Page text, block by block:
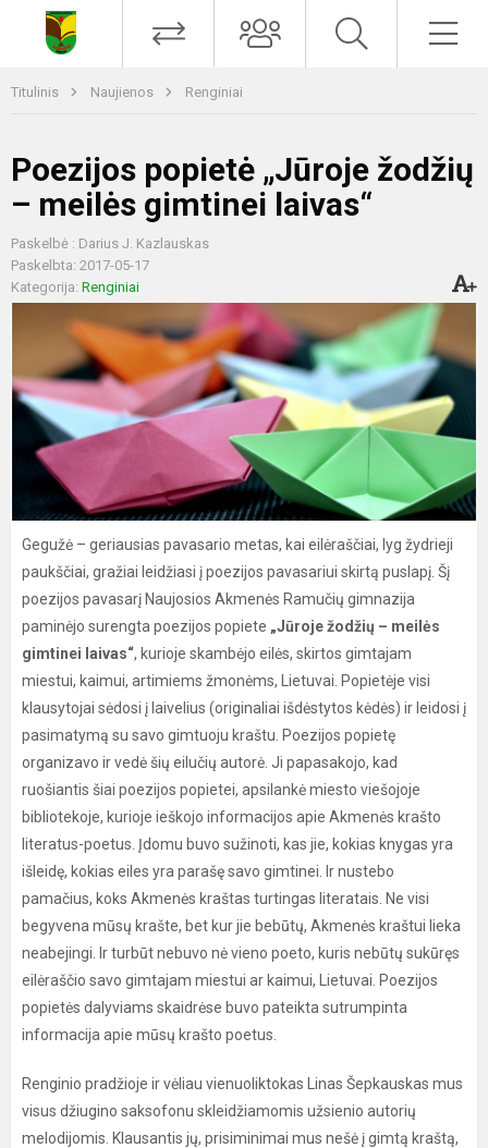
Titulinis Naujienos Renginiai
Poezijos popietė „Jūroje žodžių
– meilės gimtinei laivas“
Paskelbė : Darius J. Kazlauskas
Paskelbta: 2017-05-17
Kategorija: Renginiai
Gegužė – geriausias pavasario metas, kai eilėraščiai, lyg žydrieji
paukščiai, gražiai leidžiasi į poezijos pavasariui skirtą puslapį. Šį
poezijos pavasarį Naujosios Akmenės Ramučių gimnazija
paminėjo surengta poezijos popiete „Jūroje žodžių – meilės
gimtinei laivas“, kurioje skambėjo eilės, skirtos gimtajam
miestui, kaimui, artimiems žmonėms, Lietuvai. Popietėje visi
klausytojai sėdosi į laivelius (originaliai išdėstytos kėdės) ir leidosi į
pasimatymą su savo gimtuoju kraštu. Poezijos popietę
organizavo ir vedė šių eilučių autorė. Ji papasakojo, kad
ruošiantis šiai poezijos popietei, apsilankė miesto viešojoje
bibliotekoje, kurioje ieškojo informacijos apie Akmenės krašto
literatus-poetus. Įdomu buvo sužinoti, kas jie, kokias knygas yra
išleidę, kokias eiles yra parašę savo gimtinei. Ir nustebo
pamačius, koks Akmenės kraštas turtingas literatais. Ne visi
begyvena mūsų krašte, bet kur jie bebūtų, Akmenės kraštui lieka
neabejingi. Ir turbūt nebuvo nė vieno poeto, kuris nebūtų sukūręs
eilėraščio savo gimtajam miestui ar kaimui, Lietuvai. Poezijos
popietės dalyviams skaidrėse buvo pateikta sutrumpinta
informacija apie mūsų krašto poetus.
Renginio pradžioje ir vėliau vienuoliktokas Linas Šepkauskas mus
visus džiugino saksofonu skleidžiamomis užsienio autorių
melodijomis. Klausantis jų, prisiminimai mus nešė į gimtą kraštą,